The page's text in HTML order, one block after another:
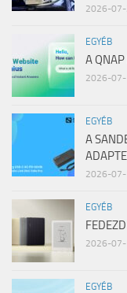
2026-
EGYÉB
A
2026-
EGYÉB
A
2026-
EGYÉB
2026-
EGYÉB